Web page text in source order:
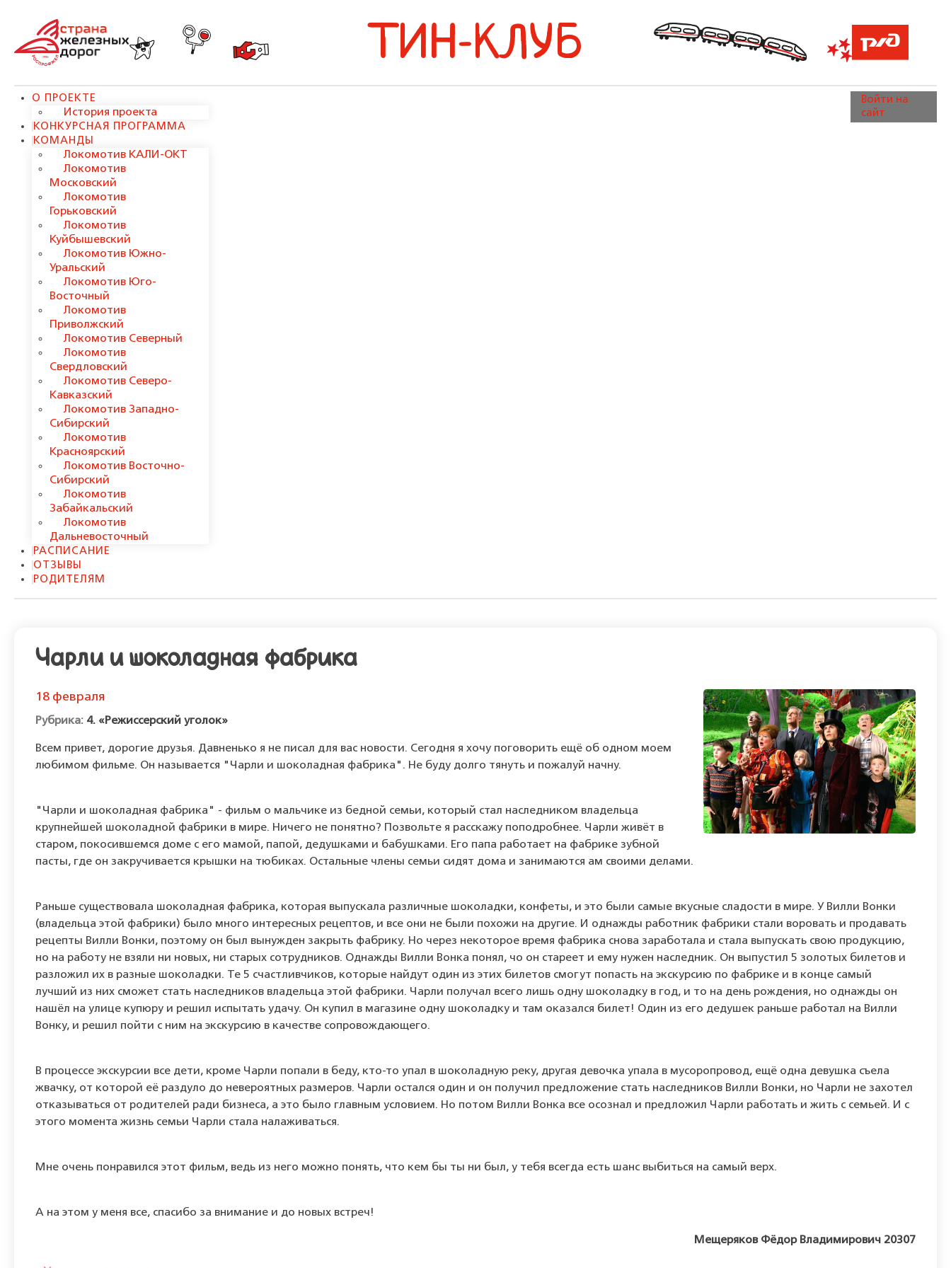
ТИН-КЛУБ
О ПРОЕКТЕ
История проекта
КОНКУРСНАЯ ПРОГРАММА
КОМАНДЫ
Локомотив КАЛИ-ОКТ
Локомотив
Московский
Локомотив
Горьковский
Локомотив
Куйбышевский
Локомотив Южно-
Уральский
Локомотив Юго-
Восточный
Локомотив
Приволжский
Локомотив Северный
Локомотив
Свердловский
Локомотив Северо-
Кавказский
Локомотив Западно-
Сибирский
Локомотив
Красноярский
Локомотив Восточно-
Сибирский
Локомотив
Забайкальский
Локомотив
Дальневосточный
РАСПИСАНИЕ
ОТЗЫВЫ
РОДИТЕЛЯМ
Войти на
сайт
Чарли и шоколадная фабрика
18 февраля
4. «Режиссерский уголок»
Всем привет, дорогие друзья. Давненько я не писал для вас новости. Сегодня я хочу поговорить ещё об одном моем
любимом фильме. Он называется "Чарли и шоколадная фабрика". Не буду долго тянуть и пожалуй начну.
"Чарли и шоколадная фабрика" - фильм о мальчике из бедной семьи, который стал наследником владельца
крупнейшей шоколадной фабрики в мире. Ничего не понятно? Позвольте я расскажу поподробнее. Чарли живёт в
старом, покосившемся доме с его мамой, папой, дедушками и бабушками. Его папа работает на фабрике зубной
пасты, где он закручивается крышки на тюбиках. Остальные члены семьи сидят дома и занимаются ам своими делами.
Раньше существовала шоколадная фабрика, которая выпускала различные шоколадки, конфеты, и это были самые вкусные сладости в мире. У Вилли Вонки
(владельца этой фабрики) было много интересных рецептов, и все они не были похожи на другие. И однажды работник фабрики стали воровать и продавать
рецепты Вилли Вонки, поэтому он был вынужден закрыть фабрику. Но через некоторое время фабрика снова заработала и стала выпускать свою продукцию,
но на работу не взяли ни новых, ни старых сотрудников. Однажды Вилли Вонка понял, чо он стареет и ему нужен наследник. Он выпустил 5 золотых билетов и
разложил их в разные шоколадки. Те 5 счастливчиков, которые найдут один из этих билетов смогут попасть на экскурсию по фабрике и в конце самый
лучший из них сможет стать наследников владельца этой фабрики. Чарли получал всего лишь одну шоколадку в год, и то на день рождения, но однажды он
нашёл на улице купюру и решил испытать удачу. Он купил в магазине одну шоколадку и там оказался билет! Один из его дедушек раньше работал на Вилли
Вонку, и решил пойти с ним на экскурсию в качестве сопровождающего.
В процессе экскурсии все дети, кроме Чарли попали в беду, кто-то упал в шоколадную реку, другая девочка упала в мусоропровод, ещё одна девушка съела
жвачку, от которой её раздуло до невероятных размеров. Чарли остался один и он получил предложение стать наследников Вилли Вонки, но Чарли не захотел
отказываться от родителей ради бизнеса, а это было главным условием. Но потом Вилли Вонка все осознал и предложил Чарли работать и жить с семьей. И с
этого момента жизнь семьи Чарли стала налаживаться.
Мне очень понравился этот фильм, ведь из него можно понять, что кем бы ты ни был, у тебя всегда есть шанс выбиться на самый верх.
А на этом у меня все, спасибо за внимание и до новых встреч!
Мещеряков Фёдор Владимирович 20307